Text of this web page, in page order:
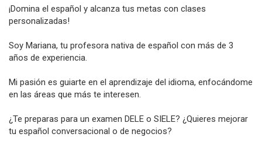
¡Domina el español y alcanza tus metas con clases
personalizadas!
Soy Mariana, tu profesora nativa de español con más de 3
años de experiencia.
Mi pasión es guiarte en el aprendizaje del idioma, enfocándome
en las áreas que más te interesen.
¿Te preparas para un examen DELE o SIELE? ¿Quieres mejorar
tu español conversacional o de negocios?